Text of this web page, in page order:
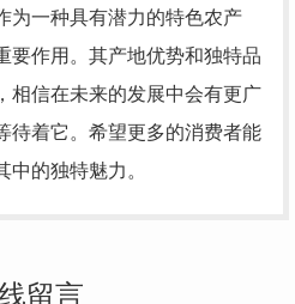
为一种具有潜力的特色农产
要作用。其产地优势和独特品
相信在未来的发展中会有更广
待着它。希望更多的消费者能
的独特魅力。
留言